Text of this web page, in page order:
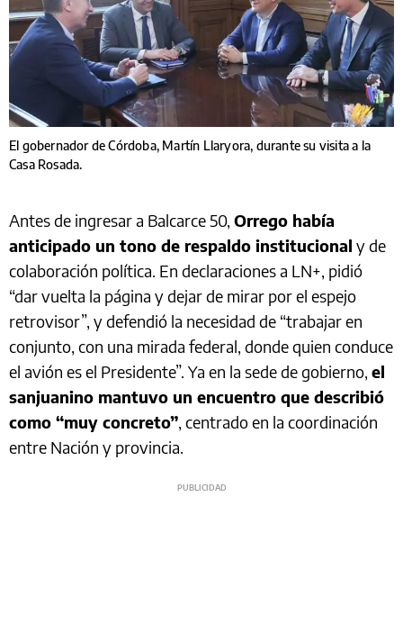
El gobernador de Córdoba, Martín Llaryora, durante su visita a la
Casa Rosada.
Antes de ingresar a Balcarce 50, Orrego había
anticipado un tono de respaldo institucional y de
colaboración política. En declaraciones a LN+, pidió
“dar vuelta la página y dejar de mirar por el espejo
retrovisor”, y defendió la necesidad de “trabajar en
conjunto, con una mirada federal, donde quien conduce
el avión es el Presidente”. Ya en la sede de gobierno, el
sanjuanino mantuvo un encuentro que describió
como “muy concreto”, centrado en la coordinación
entre Nación y provincia.